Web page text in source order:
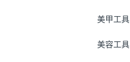
美甲工具
美容工具